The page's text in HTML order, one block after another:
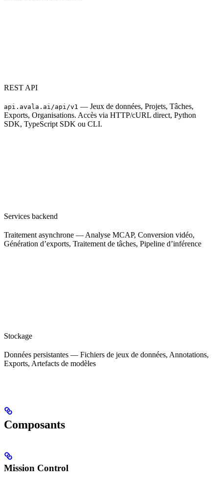
REST API
api.avala.ai/api/v1 — Jeux de données, Projets, Tâches,
Exports, Organisations. Accès via HTTP/cURL direct, Python
SDK, TypeScript SDK ou CLI.
Services backend
Traitement asynchrone — Analyse MCAP, Conversion vidéo,
Génération d’exports, Traitement de tâches, Pipeline d’inférence
Stockage
Données persistantes — Fichiers de jeux de données, Annotations,
Exports, Artefacts de modèles
Composants
Mission Control